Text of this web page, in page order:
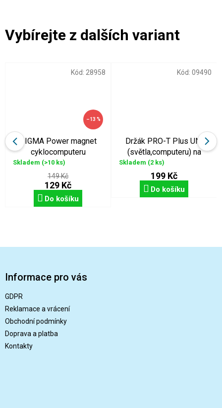
–13 %
SIGMA Power magnet
cyklocomputeru
Skladem (>10 ks)
149 Kč
129 Kč
Do košíku
Kód: 28958
Držák PRO-T Plus UNI
(světla,computeru) na
řídítka
Skladem (2 ks)
199 Kč
Do košíku
Kód: 09490
Informace pro vás
GDPR
Reklamace a vrácení
Obchodní podmínky
Doprava a platba
Kontakty